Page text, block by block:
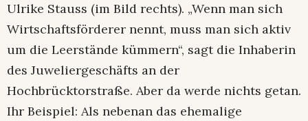
Ulrike Stauss (im Bild rechts). „Wenn man sich
Wirtschaftsförderer nennt, muss man sich aktiv
um die Leerstände kümmern“, sagt die Inhaberin
des Juweliergeschäfts an der
Hochbrücktorstraße. Aber da werde nichts getan.
Ihr Beispiel: Als nebenan das ehemalige